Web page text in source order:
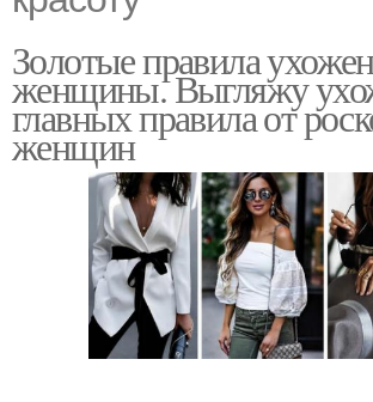
Золотые правила
женщины. Выгляжу
главных правила от
женщин